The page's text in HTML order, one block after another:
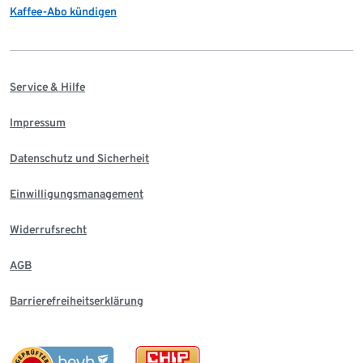
Kaffee-Abo kündigen
Service & Hilfe
Impressum
Datenschutz und Sicherheit
Einwilligungsmanagement
Widerrufsrecht
AGB
Barrierefreiheitserklärung